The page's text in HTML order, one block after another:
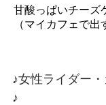
甘酸っぱいチーズ
（マイカフェで出
♪女性ライダー
♪